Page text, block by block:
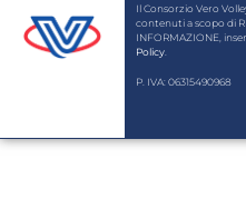
Il Consorzio Vero
contenuti a scopo di
INFORMAZIONE,
Policy
P. IVA: 06315490968